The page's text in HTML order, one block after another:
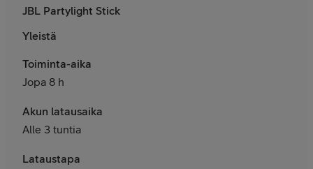
JBL Partylight Stick
Yleistä
Toiminta-aika
Jopa 8 h
Akun latausaika
Alle 3 tuntia
Lataustapa